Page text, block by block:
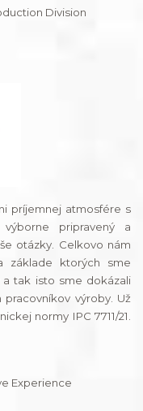
Division
príjemnej atmosfére s
pripravený a
otázky. Celkovo nám
základe ktorých sme
a tak isto sme dokázali
výroby. Už
normy IPC 7711/21.
Experience